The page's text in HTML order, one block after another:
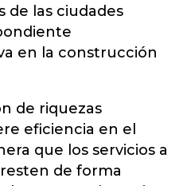
de las ciudades
en la construcción
de riquezas
eficiencia en el
que los servicios a
de forma